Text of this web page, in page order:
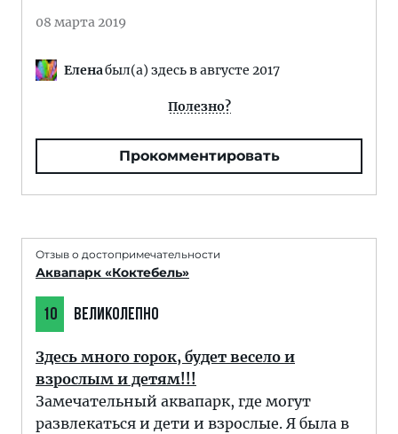
08 марта 2019
Еленабыл(а) здесь в августе 2017
Полезно?
Прокомментировать
Отзыв о достопримечательности
Аквапарк «Коктебель»
10 ВЕЛИКОЛЕПНО
Здесь много горок, будет весело и
взрослым и детям!!!
Замечательный аквапарк, где могут
развлекаться и дети и взрослые. Я была в